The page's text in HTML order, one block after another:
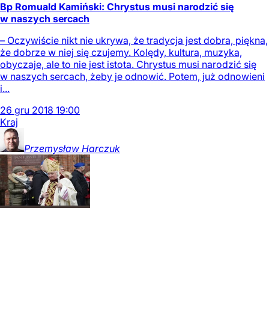
Bp Romuald Kamiński: Chrystus musi narodzić się
w naszych sercach
– Oczywiście nikt nie ukrywa, że tradycja jest dobra, piękna,
że dobrze w niej się czujemy. Kolędy, kultura, muzyka,
obyczaje, ale to nie jest istota. Chrystus musi narodzić się
w naszych sercach, żeby je odnowić. Potem, już odnowieni
i...
26 gru 2018 19:00
Kraj
Przemysław Harczuk